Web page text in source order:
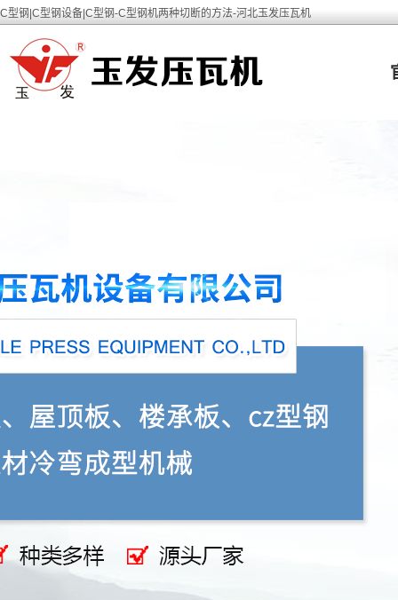
C型钢|C型钢设备|C型钢-C型钢机两种切断的方法-河北玉发压瓦机